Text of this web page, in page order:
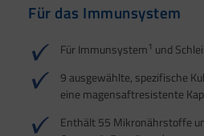
Für das Immunsystem
Für Immunsystem1 und
9 ausgewählte, spezifische
eine magensaftresistente
Enthält 55 Mikronährstoffe
Für Haut, Haare und
Für Ihre natürliche